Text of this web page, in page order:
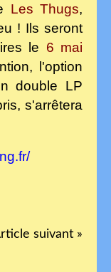
Les Thugs,
! Ils seront
le 6 mai
l'option
double LP
s'arrêtera
suivant »